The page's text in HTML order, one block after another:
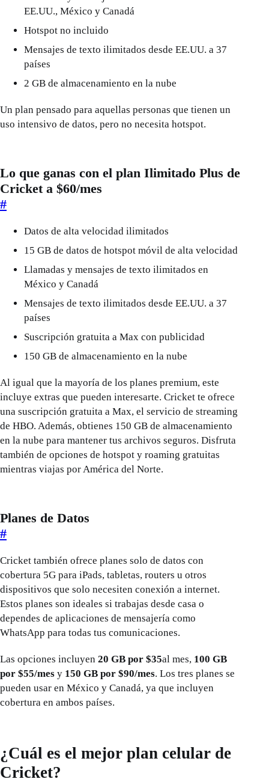
EE.UU., México y Canadá
Hotspot no incluido
Mensajes de texto ilimitados desde EE.UU. a 37
países
2 GB de almacenamiento en la nube
Un plan pensado para aquellas personas que tienen un
uso intensivo de datos, pero no necesita hotspot.
Lo que ganas con el plan Ilimitado Plus de
Cricket a $60/mes
#
Datos de alta velocidad ilimitados
15 GB de datos de hotspot móvil de alta velocidad
Llamadas y mensajes de texto ilimitados en
México y Canadá
Mensajes de texto ilimitados desde EE.UU. a 37
países
Suscripción gratuita a Max con publicidad
150 GB de almacenamiento en la nube
Al igual que la mayoría de los planes premium, este
incluye extras que pueden interesarte. Cricket te ofrece
una suscripción gratuita a Max, el servicio de streaming
de HBO. Además, obtienes 150 GB de almacenamiento
en la nube para mantener tus archivos seguros. Disfruta
también de opciones de hotspot y roaming gratuitas
mientras viajas por América del Norte.
Planes de Datos
#
Cricket también ofrece planes solo de datos con
cobertura 5G para iPads, tabletas, routers u otros
dispositivos que solo necesiten conexión a internet.
Estos planes son ideales si trabajas desde casa o
dependes de aplicaciones de mensajería como
WhatsApp para todas tus comunicaciones.
Las opciones incluyen 20 GB por $35al mes, 100 GB
por $55/mes y 150 GB por $90/mes. Los tres planes se
pueden usar en México y Canadá, ya que incluyen
cobertura en ambos países.
¿Cuál es el mejor plan celular de
Cricket?